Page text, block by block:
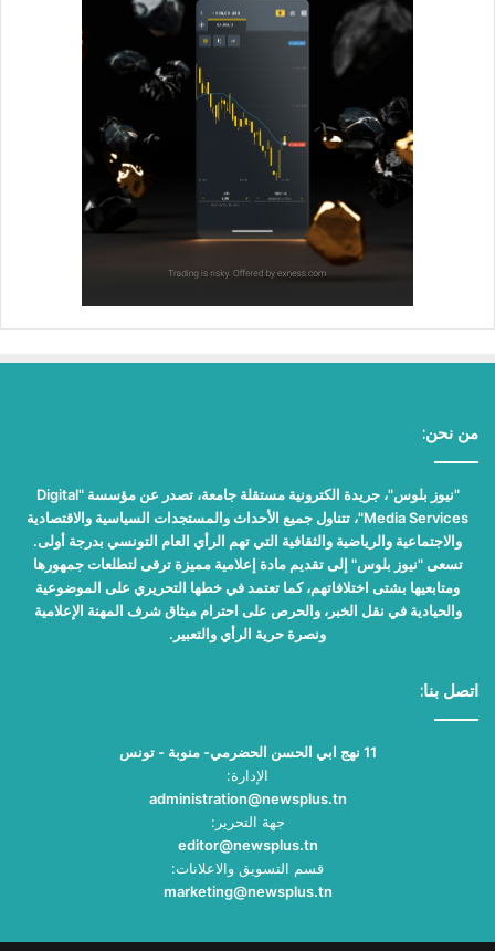
من نحن:
"نيوز بلوس"، جريدة الكترونية مستقلة جامعة، تصدر عن مؤسسة "Digital
Media Services"، تتناول جميع الأحداث والمستجدات السياسية والاقتصادية
والاجتماعية والرياضية والثقافية التي تهم الرأي العام التونسي بدرجة أولى.
تسعى "نيوز بلوس" إلى تقديم مادة إعلامية مميزة ترقى لتطلعات جمهورها
ومتابعيها بشتى اختلافاتهم، كما تعتمد في خطها التحريري على الموضوعية
والحيادية في نقل الخبر، والحرص على احترام ميثاق شرف المهنة الإعلامية
ونصرة حرية الرأي والتعبير.
اتصل بنا:
11 نهج ابي الحسن الحضرمي- منوبة - تونس
الإدارة:
administration@newsplus.tn
جهة التحرير:
editor@newsplus.tn
قسم التسويق والاعلانات:
marketing@newsplus.tn